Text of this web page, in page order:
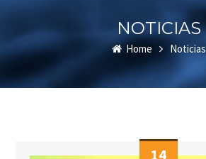
NOTICIAS
Home Noticias